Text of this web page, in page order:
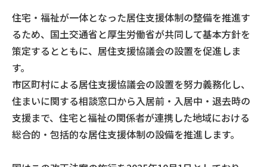
住宅・福祉が一体となった居住支援体制の整備を推進す
るため、国土交通省と厚生労働省が共同して基本方針を
策定するとともに、居住支援協議会の設置を促進しま
す。
市区町村による居住支援協議会の設置を努力義務化し、
住まいに関する相談窓口から入居前・入居中・退去時の
支援まで、住宅と福祉の関係者が連携した地域における
総合的・包括的な居住支援体制の設備を推進します。